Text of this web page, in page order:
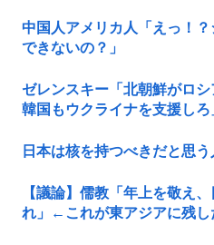
中国人アメリカ人「えっ！
できないの？」
ゼレンスキー「北朝鮮がロ
韓国もウクライナを支援しろ
日本は核を持つべきだと思
【議論】儒教「年上を敬え
れ」←これが東アジアに残し